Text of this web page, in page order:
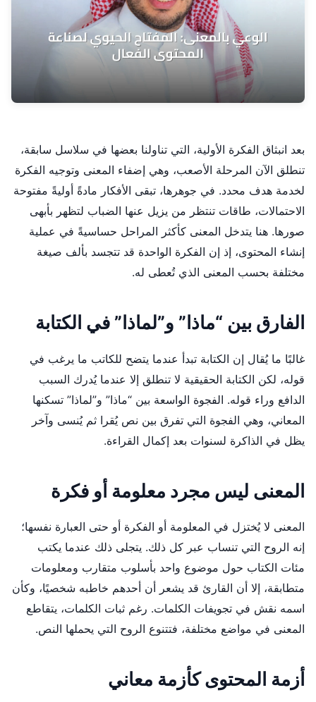
بعد انبثاق الفكرة الأولية، التي تناولنا بعضها في سلاسل سابقة،
تنطلق الآن المرحلة الأصعب، وهي إضفاء المعنى وتوجيه الفكرة
لخدمة هدف محدد. في جوهرها، تبقى الأفكار مادةً أوليةً مفتوحة
الاحتمالات، طاقات تنتظر من يزيل عنها الضباب لتظهر بأبهى
صورها. هنا يتدخل المعنى كأكثر المراحل حساسيةً في عملية
إنشاء المحتوى، إذ إن الفكرة الواحدة قد تتجسد بألف صيغة
مختلفة بحسب المعنى الذي تُعطى له.
الفارق بين “ماذا” و”لماذا” في الكتابة
غالبًا ما يُقال إن الكتابة تبدأ عندما يتضح للكاتب ما يرغب في
قوله، لكن الكتابة الحقيقية لا تنطلق إلا عندما يُدرك السبب
الدافع وراء قوله. الفجوة الواسعة بين “ماذا” و”لماذا” تسكنها
المعاني، وهي الفجوة التي تفرق بين نص يُقرا ثم يُنسى وآخر
يظل في الذاكرة لسنوات بعد إكمال القراءة.
المعنى ليس مجرد معلومة أو فكرة
المعنى لا يُختزل في المعلومة أو الفكرة أو حتى العبارة نفسها؛
إنه الروح التي تنساب عبر كل ذلك. يتجلى ذلك عندما يكتب
مئات الكتاب حول موضوع واحد بأسلوب متقارب ومعلومات
متطابقة، إلا أن القارئ قد يشعر أن أحدهم خاطبه شخصيًا، وكأن
اسمه نقش في تجويفات الكلمات. رغم ثبات الكلمات، يتقاطع
المعنى في مواضع مختلفة، فتتنوع الروح التي يحملها النص.
أزمة المحتوى كأزمة معاني